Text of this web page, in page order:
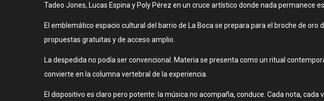
Tadeo Jones, Lucas Espina y Poly Pérez en un cruce artístico donde nada permanece
El emblemático espacio cultural del barrio de La Boca se prepara para el broche de
propuestas gratuitas y de acceso amplio.
La despedida no podía ser convencional. Materia se presenta como un ritual
convierte en la columna vertebral de la experiencia.
El dispositivo es claro pero potente: la música no acompaña, conduce. Cada nota,